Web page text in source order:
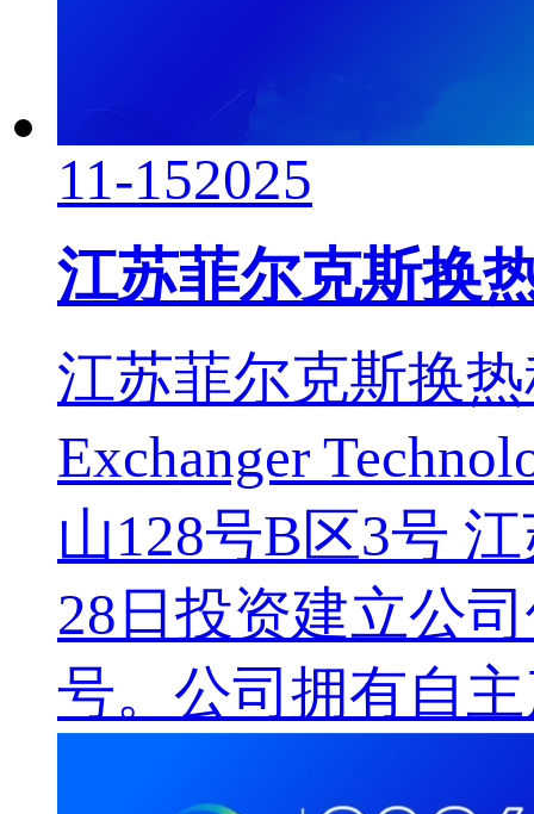
11-152025
江苏菲尔克斯换
江苏菲尔克斯换热
Exchanger
山128号B区3号
28日投资建立公
号。公司拥有自